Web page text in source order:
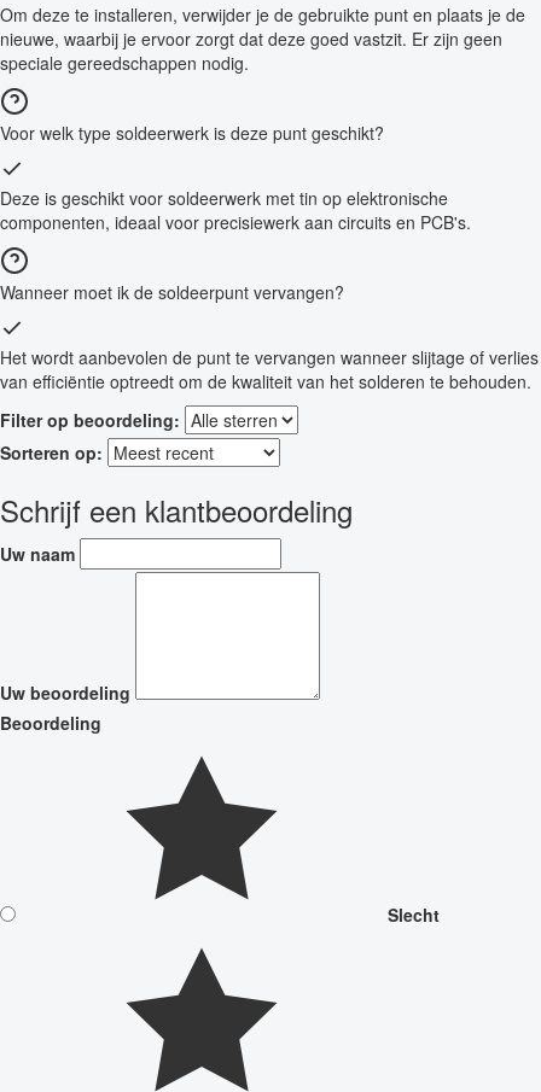
Om deze te installeren, verwijder je de gebruikte punt en plaats je de
nieuwe, waarbij je ervoor zorgt dat deze goed vastzit. Er zijn geen
speciale gereedschappen nodig.
Voor welk type soldeerwerk is deze punt geschikt?
Deze is geschikt voor soldeerwerk met tin op elektronische
componenten, ideaal voor precisiewerk aan circuits en PCB's.
Wanneer moet ik de soldeerpunt vervangen?
Het wordt aanbevolen de punt te vervangen wanneer slijtage of verlies
van efficiëntie optreedt om de kwaliteit van het solderen te behouden.
Filter op beoordeling:
Sorteren op:
Schrijf een klantbeoordeling
Uw naam
Uw beoordeling
Beoordeling
Slecht